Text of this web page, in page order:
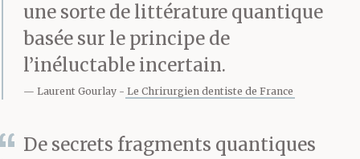
une sorte de littérature quantique
basée sur le principe de
l’inéluctable incertain.
Laurent Gourlay Le Chrirurgien dentiste de France
De secrets fragments quantiques